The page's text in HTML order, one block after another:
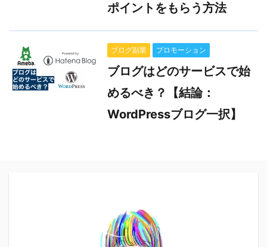
ポイントをもらう方法
ブログ副業 プロモーション
ブログはどのサービスで始
めるべき？【結論：
WordPressブログ一択】